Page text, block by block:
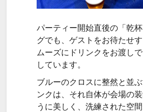
パーティー開始直後の「乾
グでも、ゲストをお待たせ
ムーズにドリンクをお渡し
しています。
ブルーのクロスに整然と並
ンクは、それ自体が会場の
うに美しく、洗練された空